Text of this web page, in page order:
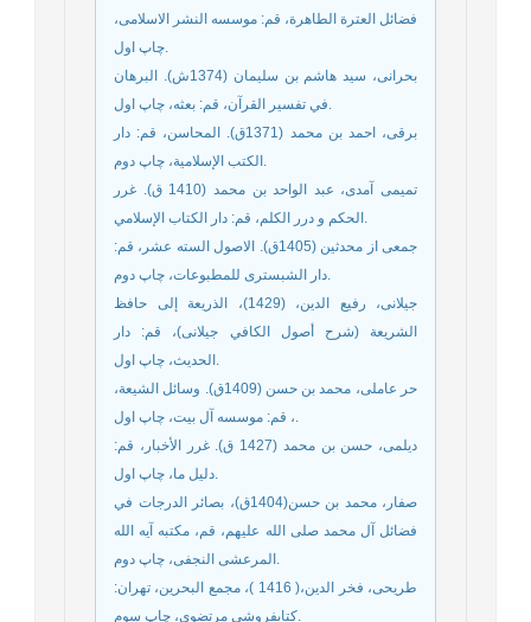
فضائل العترة الطاهرة، قم: موسسه النشر الاسلامی،
چاپ اول.
بحرانی، سید هاشم بن سلیمان (1374ش). البرهان
في تفسير القرآن، قم: بعثه، چاپ اول.
برقى، احمد بن محمد (1371ق). المحاسن، قم: دار
الكتب الإسلامية، چاپ دوم.
تميمى آمدى، عبد الواحد بن محمد (1410 ق). غرر
الحكم و درر الكلم، قم: دار الكتاب الإسلامي.
جمعی از محدثین (1405ق). الاصول السته عشر، قم:
دار الشبستری للمطبوعات، چاپ دوم.
جيلانى، رفيع الدين، (1429)، الذريعة إلى حافظ
الشريعة (شرح أصول الكافي جيلانى)، قم: دار
الحدیث، چاپ اول.
حر عاملی، محمد بن حسن (1409ق). وسائل الشيعة،
، قم: موسسه آل بیت، چاپ اول.
ديلمى، حسن بن محمد (1427 ق). غرر الأخبار، قم:
دلیل ما، چاپ اول.
صفار، محمد بن حسن(1404ق)، بصائر الدرجات في
فضائل آل محمد صلى الله عليهم، قم، مکتبه آیه الله
المرعشی النجفی، چاپ دوم.
طريحى، فخر الدين،( 1416 )، مجمع البحرين، تهران:
كتابفروشى مرتضوى، چاپ سوم.